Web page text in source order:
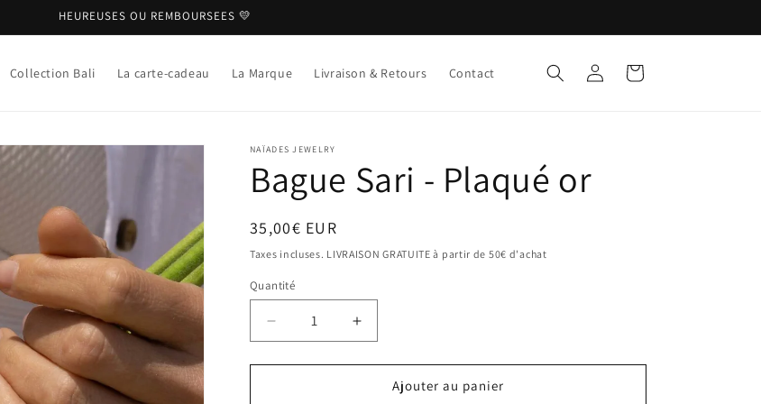
HEUREUSES OU REMBOURSEES 💛
Collection Bali La carte-cadeau La Marque Livraison & Retours Contact Connexion Panier
NAÏADES JEWELRY
Bague Sari - Plaqué or
Prix
habituel
35,00€ EUR
Taxes incluses. LIVRAISON GRATUITE à partir de 50€ d'achat
Quantité
Réduire
la
quantité
Augmenter
la
quantité
Ajouter au panier